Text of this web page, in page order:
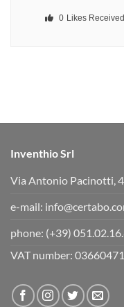
0 Likes Received
Inventhio Srl
Via Antonio Pacinotti,
e-mail:
phone: (+39)
VAT number: